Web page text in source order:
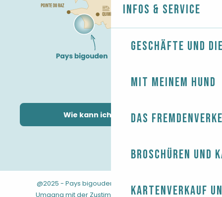
Infos & Service
Geschäfte und
Mit meinem Hund
Das
Broschüren und
Kartenverkauf
Wie kann ich kommen?
@2025 - Pays bigouden Rechtliche Hinweise-
Umgang mit der Zustimmung
-AGB -Sitemap-